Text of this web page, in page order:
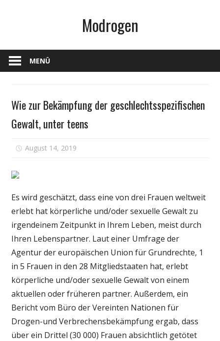
Modrogen
MENÜ
Gesundheit
Wie zur Bekämpfung der geschlechtsspezifischen
Gewalt, unter teens
August 14, 2019
der
unter
teens
Es wird geschätzt, dass eine von drei Frauen weltweit
erlebt hat körperliche und/oder sexuelle Gewalt zu
irgendeinem Zeitpunkt in Ihrem Leben, meist durch
Ihren Lebenspartner. Laut einer Umfrage der
Agentur der europäischen Union für Grundrechte, 1
in 5 Frauen in den 28 Mitgliedstaaten hat, erlebt
körperliche und/oder sexuelle Gewalt von einem
aktuellen oder früheren partner. Außerdem, ein
Bericht vom Büro der Vereinten Nationen für
Drogen-und Verbrechensbekämpfung ergab, dass
über ein Drittel (30 000) Frauen absichtlich getötet